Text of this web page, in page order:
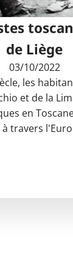
de Liège
03/10/2022
les
et de la
en
travers